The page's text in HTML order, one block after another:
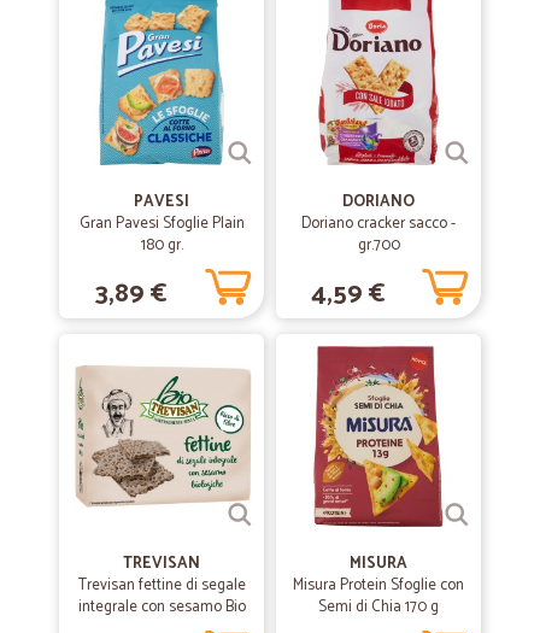
PAVESI
Gran Pavesi Sfoglie Plain
180 gr.
3,89 €
DORIANO
Doriano cracker sacco -
gr.700
4,59 €
TREVISAN
Trevisan fettine di segale
integrale con sesamo Bio
MISURA
Misura Protein Sfoglie con
Semi di Chia 170 g